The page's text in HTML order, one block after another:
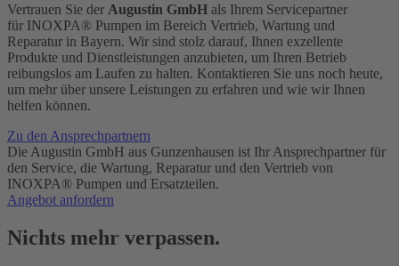
Vertrauen Sie der Augustin GmbH als Ihrem Servicepartner
für INOXPA® Pumpen im Bereich Vertrieb, Wartung und
Reparatur in Bayern. Wir sind stolz darauf, Ihnen exzellente
Produkte und Dienstleistungen anzubieten, um Ihren Betrieb
reibungslos am Laufen zu halten. Kontaktieren Sie uns noch heute,
um mehr über unsere Leistungen zu erfahren und wie wir Ihnen
helfen können.
Zu den Ansprechpartnern
Die Augustin GmbH aus Gunzenhausen ist Ihr Ansprechpartner für
den Service, die Wartung, Reparatur und den Vertrieb von
INOXPA® Pumpen und Ersatzteilen.
Angebot anfordern
Nichts mehr verpassen.